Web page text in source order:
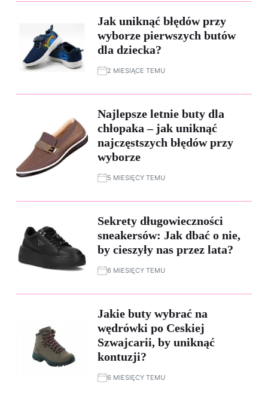
Jak uniknąć błędów przy
wyborze pierwszych butów
dla dziecka?
2 MIESIĄCE TEMU
Najlepsze letnie buty dla
chłopaka – jak uniknąć
najczęstszych błędów przy
wyborze
5 MIESIĘCY TEMU
Sekrety długowieczności
sneakersów: Jak dbać o nie,
by cieszyły nas przez lata?
6 MIESIĘCY TEMU
Jakie buty wybrać na
wędrówki po Ceskiej
Szwajcarii, by uniknąć
kontuzji?
6 MIESIĘCY TEMU